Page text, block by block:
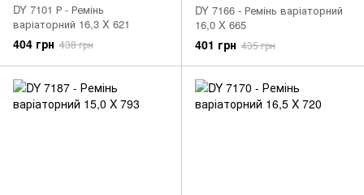
DY 7101 Р - Ремінь
варіаторний 16,3 X 621
404 грн 438 грн
DY 7166 - Ремінь варіаторний
16,0 X 665
401 грн 435 грн